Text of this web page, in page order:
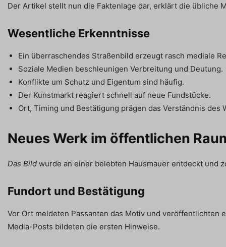
Der Artikel stellt nun die Faktenlage dar, erklärt die übliche
Wesentliche Erkenntnisse
Ein überraschendes Straßenbild erzeugt rasch mediale
Soziale Medien beschleunigen Verbreitung und Deutung.
Konflikte um Schutz und Eigentum sind häufig.
Der Kunstmarkt reagiert schnell auf neue Fundstücke.
Ort, Timing und Bestätigung prägen das Verständnis des
Neues Werk im öffentlichen
Das Bild wurde an einer belebten Hausmauer entdeckt und
Fundort und Bestätigung
Vor Ort meldeten Passanten das Motiv und veröffentlichten
Media-Posts bildeten die ersten Hinweise.